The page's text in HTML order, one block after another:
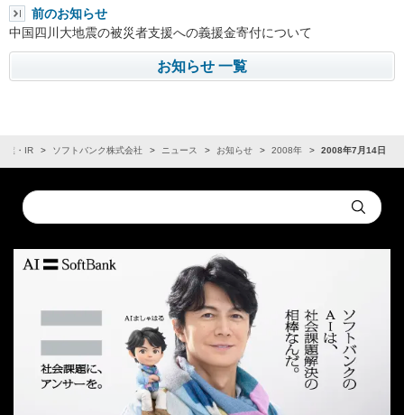
前のお知らせ
中国四川大地震の被災者支援への義援金寄付について
お知らせ 一覧
業・IR ソフトバンク株式会社 ニュース お知らせ 2008年 2008年7月14日
Conduct
a
Submit